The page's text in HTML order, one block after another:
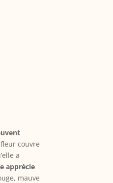
couvre
a
apprécie
mauve